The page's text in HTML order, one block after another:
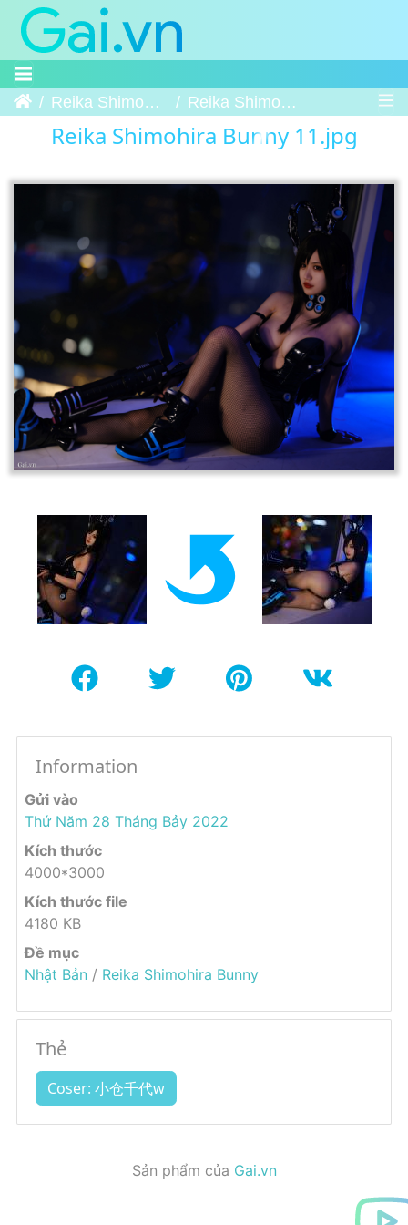
Trang chủReika Shimohira Bunny Reika Shimohira Bunny 11
Reika Shimohira Bunny 11.jpg
Information
Gửi vào
Thứ Năm 28 Tháng Bảy 2022
Kích thước
4000*3000
Kích thước file
4180 KB
Đề mục
Nhật Bản / Reika Shimohira Bunny
Thẻ
Coser: 小仓千代w
Sản phẩm của Gai.vn